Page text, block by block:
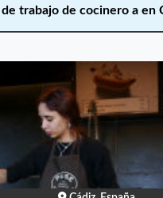
trabajo de cocinero a en